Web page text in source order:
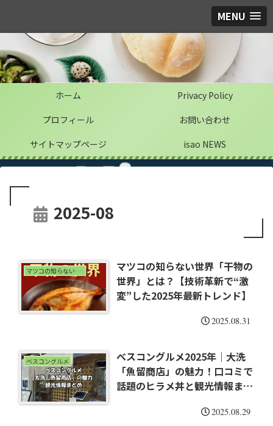
MENU
ホーム
Privacy Policy
プロフィール
お問い合わせ
サイトマップページ
isao NEWS
2025-08
マツコの知らない世界
マツコの知らない世界「干物の
世界」とは？【技術革新で“激
変”した2025年最新トレンド】
2025.08.31
ベスコングルメ
ベスコングルメ2025年｜大洗
「魚留商店」の魅力！口コミで
話題のヒラメ丼と観光情報まと
2025.08.29